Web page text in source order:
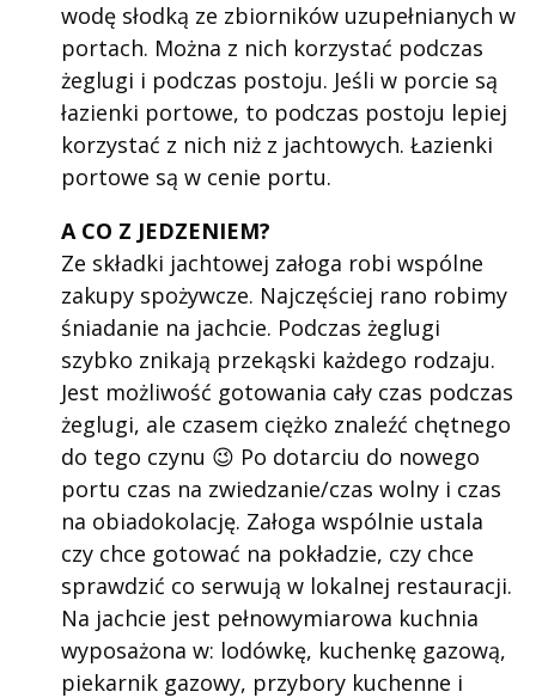
wodę słodką ze zbiorników uzupełnianych w
portach. Można z nich korzystać podczas
żeglugi i podczas postoju. Jeśli w porcie są
łazienki portowe, to podczas postoju lepiej
korzystać z nich niż z jachtowych. Łazienki
portowe są w cenie portu.
A CO Z JEDZENIEM?
Ze składki jachtowej załoga robi wspólne
zakupy spożywcze. Najczęściej rano robimy
śniadanie na jachcie. Podczas żeglugi
szybko znikają przekąski każdego rodzaju.
Jest możliwość gotowania cały czas podczas
żeglugi, ale czasem ciężko znaleźć chętnego
do tego czynu 😉 Po dotarciu do nowego
portu czas na zwiedzanie/czas wolny i czas
na obiadokolację. Załoga wspólnie ustala
czy chce gotować na pokładzie, czy chce
sprawdzić co serwują w lokalnej restauracji.
Na jachcie jest pełnowymiarowa kuchnia
wyposażona w: lodówkę, kuchenkę gazową,
piekarnik gazowy, przybory kuchenne i